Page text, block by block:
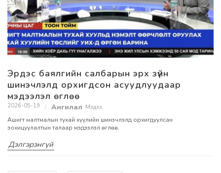
Эрдэс баялгийн салбарын эрх зүйн
шинэчлэлд орхигдсон асуудлуудаар
мэдээлэл өглөө
2026-05-19 Мэдээ,
Ашигт малтмалын тухай хуулийн шинэчлэлд орхигдуулсан
зохицуулалтын талаар мэдээлэл өглөө.
Дэлгэрэнгүй